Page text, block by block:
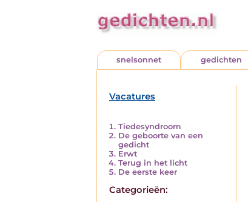
snelsonnet gedichten
Vacatures
Tiedesyndroom
De geboorte van een
gedicht
Erwt
Terug in het licht
De eerste keer
Categorieën: